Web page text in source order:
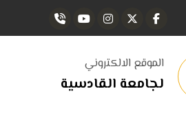
الموقع الالكتروني
لجامعة القادسية